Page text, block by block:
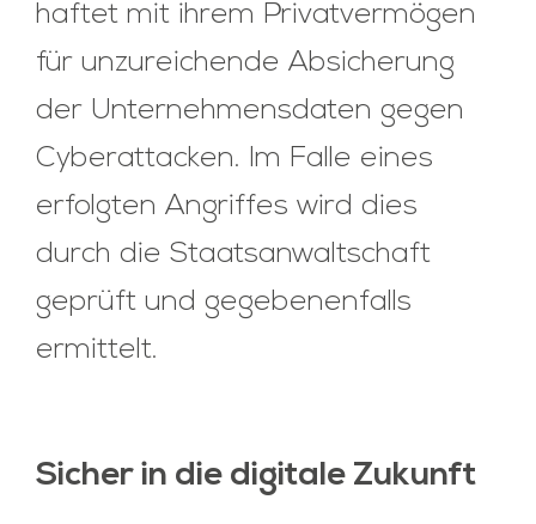
haftet mit ihrem Privatvermögen
für unzureichende Absicherung
der Unternehmensdaten gegen
Cyberattacken. Im Falle eines
erfolgten Angriffes wird dies
durch die Staatsanwaltschaft
geprüft und gegebenenfalls
ermittelt.
Sicher in die digitale Zukunft